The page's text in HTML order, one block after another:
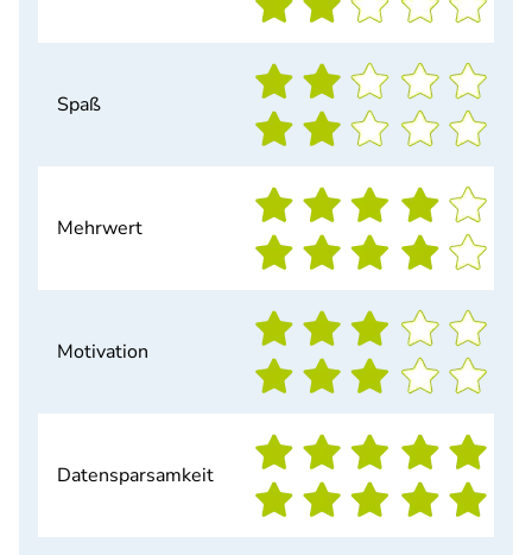
Spaß
Mehrwert
Motivation
Datensparsamkeit